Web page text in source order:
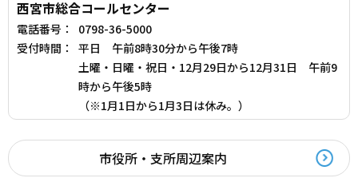
西宮市総合コールセンター
電話番号：
0798-36-5000
受付時間：
平日 午前8時30分から午後7時
土曜・日曜・祝日・12月29日から12月31日 午前9
時から午後5時
（※1月1日から1月3日は休み。）
市役所・支所周辺案内